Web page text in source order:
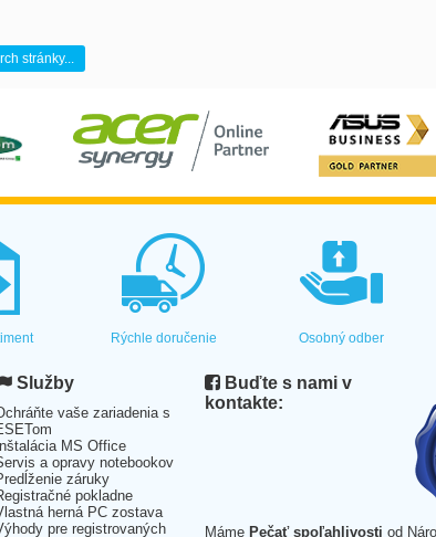
stránky...
Rýchle doručenie Osobný odber
Služby
vaše zariadenia s
Inštalácia MS Office
a opravy notebookov
záruky
pokladne
herná PC zostava
pre registrovaných
Buďte s nami v
kontakte:
Máme Pečať spoľahlivosti od